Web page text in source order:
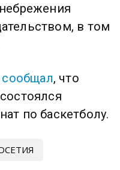
в том
сообщал, что
по баскетболу.